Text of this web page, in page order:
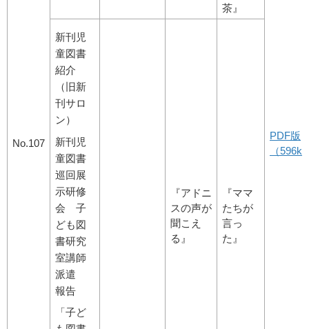
No.107
茶』
PDF版
（
新刊児
童図書
紹介
（旧新
刊サロ
ン）
新刊児
童図書
巡回展
示研修
会 子
ども図
書研究
室講師
派遣
報告
「子ど
『アドニ
スの声が
聞こえ
る』
『ママ
たちが
言っ
た』